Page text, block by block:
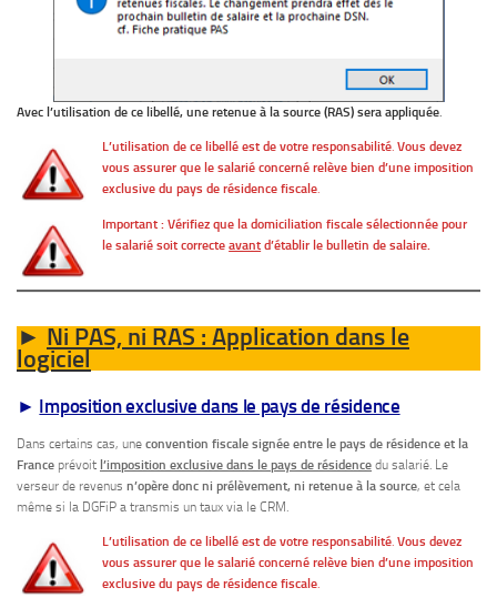
Avec l’utilisation de ce libellé, une retenue à la source (RAS) sera appliquée.
L’utilisation de ce libellé est de votre responsabilité.Vous devez
vous assurer que le salarié concerné relève bien d’une imposition
exclusive du pays de résidence fiscale.
Important : Vérifiez que la domiciliation fiscale sélectionnée pour
le salarié soit correcteavant d’établir le bulletin de salaire.
► Ni PAS, ni RAS : Application dans le
logiciel
► Imposition exclusive dans le pays de résidence
Dans certains cas, une convention fiscale signée entre le pays de résidence et la
France prévoit l’imposition exclusive dans le pays de résidence du salarié. Le
verseur de revenus n’opère donc ni prélèvement, ni retenue à la source, et cela
même si la DGFiP a transmis un taux via le CRM.
L’utilisation de ce libellé est de votre responsabilité .Vous devez
vous assurer que le salarié concerné relève bien d’une imposition
exclusive du pays de résidence fiscale